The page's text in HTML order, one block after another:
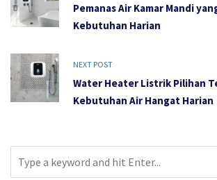
Pemanas Air Kamar Mandi
Kebutuhan Harian
NEXT POST
Water Heater Listrik Pilihan
Kebutuhan Air Hangat Harian